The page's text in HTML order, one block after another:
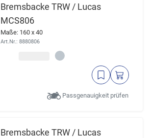
Bremsbacke TRW / Lucas
MCS806
Maße: 160 x 40
Art.Nr.: 8880806
Passgenauigkeit prüfen
Bremsbacke TRW / Lucas